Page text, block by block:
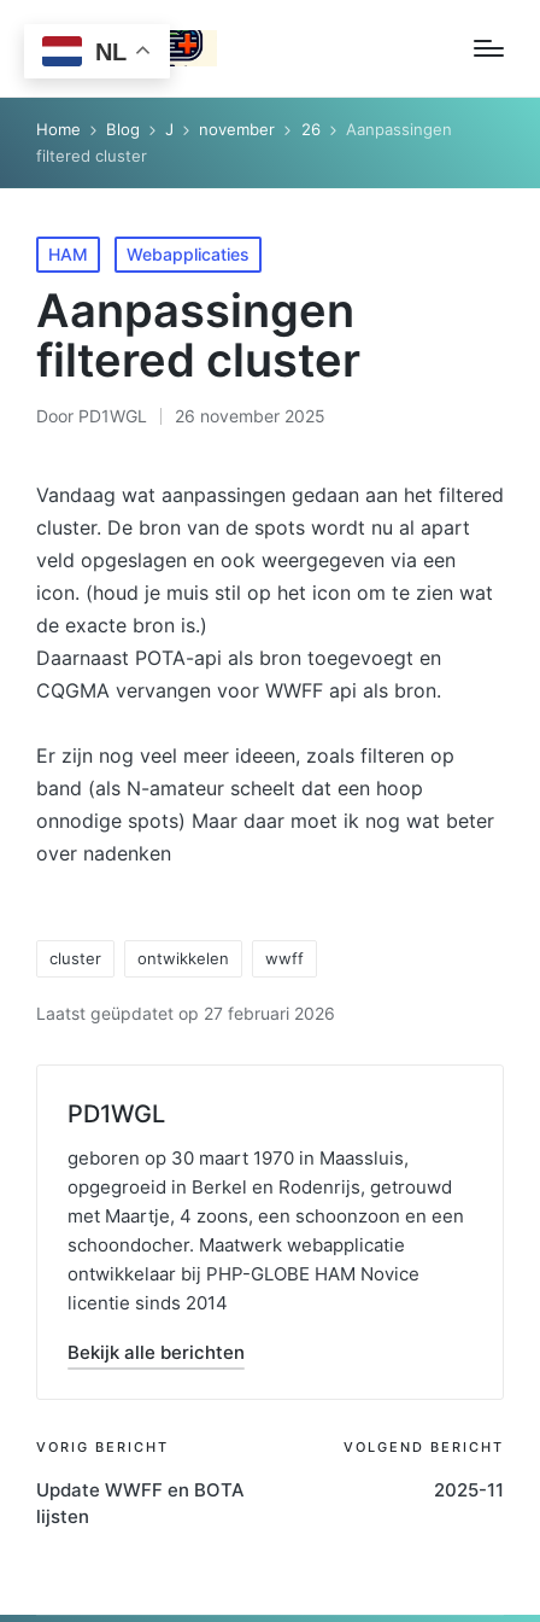
Home Blog J november 26
Aanpassingen
filtered cluster
Geplaatst
in
HAM Webapplicaties
Aanpassingen
filtered cluster
Geplaatst
Door PD1WGL 26 november 2025
Vandaag wat aanpassingen gedaan aan het filtered
cluster. De bron van de spots wordt nu al apart
veld opgeslagen en ook weergegeven via een
icon. (houd je muis stil op het icon om te zien wat
de exacte bron is.)
Daarnaast POTA-api als bron toegevoegt en
CQGMA vervangen voor WWFF api als bron.
Er zijn nog veel meer ideeen, zoals filteren op
band (als N-amateur scheelt dat een hoop
onnodige spots) Maar daar moet ik nog wat beter
over nadenken
cluster ontwikkelen wwff
Laatst geüpdatet op 27 februari 2026
PD1WGL
geboren op 30 maart 1970 in Maassluis,
opgegroeid in Berkel en Rodenrijs, getrouwd
met Maartje, 4 zoons, een schoonzoon en een
schoondocher. Maatwerk webapplicatie
ontwikkelaar bij PHP-GLOBE HAM Novice
licentie sinds 2014
Bekijk alle berichten
Bericht
navigatie
VORIG BERICHT
Update WWFF en BOTA
lijsten
VOLGEND BERICHT
2025-11
NL